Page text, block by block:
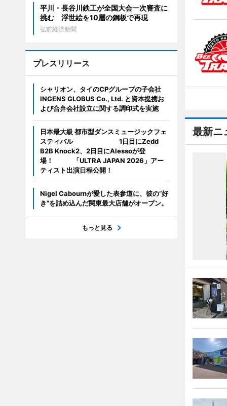
最新ニ
平川・長谷川鉄工が全国大会一次審査に
挑む 浮世絵を10層の鋼板で再現
弘前経済新聞
プレスリリース
シャリオン、タイのCPグループの子会社
INGENS GLOBUS Co., Ltd. と資本提携お
よび合弁会社設立に関する調印式を実施
日本最大級 都市型ダンスミュージックフェ
スティバル 1日目にZedd
B2B Knock2、2日目にAlessoが登
場！ 「ULTRA JAPAN 2026」アー
ティスト出演日程公開！
Nigel Cabournが愛した表参道に、彼の“好
き”を詰め込んだ関東最大店舗がオープン。
もっと見る